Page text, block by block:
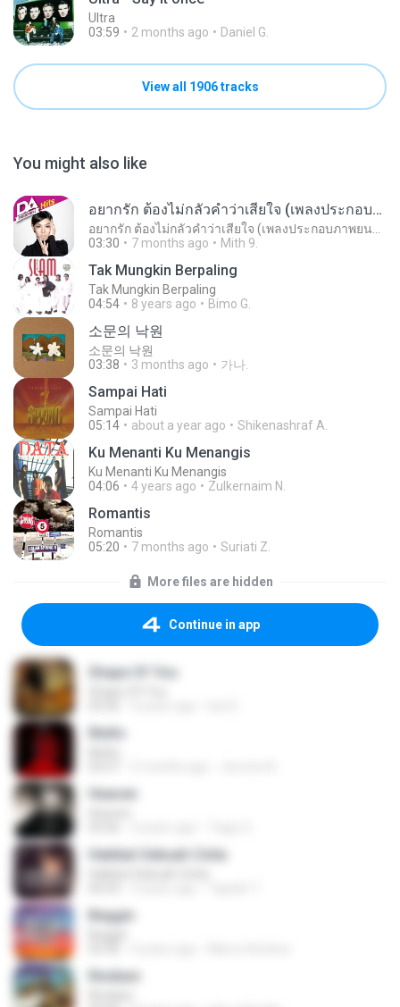
Ultra
03:59
2 months ago Daniel G.
View all 1906 tracks
You might also like
อยากรัก ต้องไม่กลัวคำว่าเสียใจ (เพลงประกอบภาพยนตร์ รัก 7 ปี ดี 7 หน)
03:30
7 months ago Mith 9.
Tak Mungkin Berpaling
Tak Mungkin Berpaling
04:54
8 years ago Bimo G.
소문의 낙원
소문의 낙원
03:38
3 months ago 가나.
Sampai Hati
Sampai Hati
05:14
about a year ago Shikenashraf A.
Ku Menanti Ku Menangis
Ku Menanti Ku Menangis
04:06
4 years ago Zulkernaim N.
Romantis
Romantis
05:20
7 months ago Suriati Z.
More files are hidden
Continue in app
Shape Of You
Multo
Heaven
Hakikat Sebuah Cinta
Beggin
Rindiani